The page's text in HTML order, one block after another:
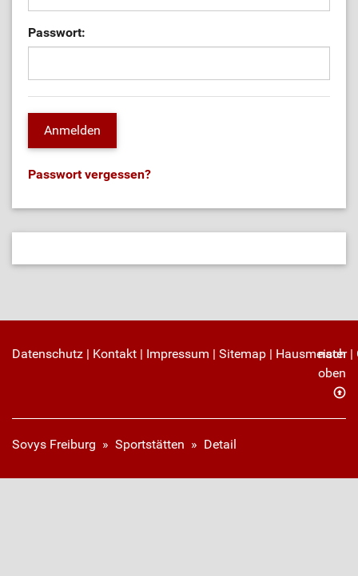
Passwort:
Passwort vergessen?
Datenschutz | Kontakt | Impressum | Sitemap | Hausmeister|
nach
oben
Sovys Freiburg » Sportstätten » Detail